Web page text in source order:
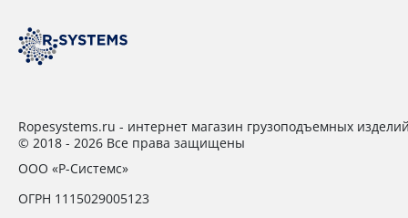
Ropesystems.ru - интернет магазин грузоподъемных
© 2018 - 2026 Все права защищены
ООО «Р-Системс»
ОГРН 1115029005123